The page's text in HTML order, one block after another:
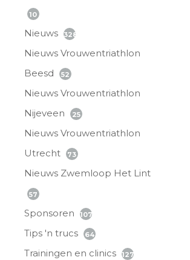
10
Nieuws 328
Nieuws Vrouwentriathlon
Beesd
52
Nieuws Vrouwentriathlon
Nijeveen
25
Nieuws Vrouwentriathlon
Utrecht
73
Nieuws Zwemloop Het Lint
57
Sponsoren 107
Tips 'n trucs 64
Trainingen en clinics 127